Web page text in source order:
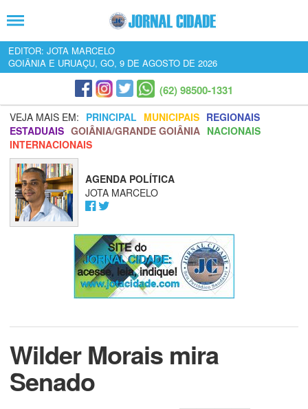
EDITOR: JOTA MARCELO
GOIÂNIA E URUAÇU, GO, 9 DE AGOSTO DE 2026
(62) 98500-1331
VEJA MAIS EM: PRINCIPAL MUNICIPAIS REGIONAIS
ESTADUAIS GOIÂNIA/GRANDE GOIÂNIA NACIONAIS
INTERNACIONAIS
AGENDA POLÍTICA
JOTA MARCELO
Wilder Morais mira
Senado